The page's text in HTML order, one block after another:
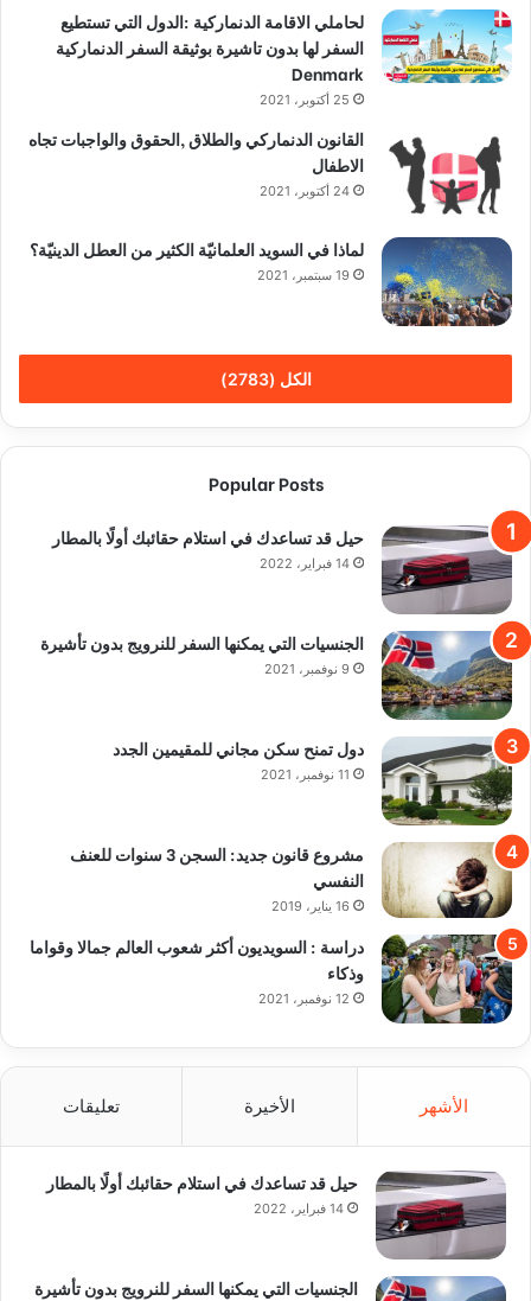
لحاملي الاقامة الدنماركية :الدول التي تستطيع
السفر لها بدون تاشيرة بوثيقة السفر الدنماركية
Denmark
25 أكتوبر، 2021
القانون الدنماركي والطلاق ,الحقوق والواجبات تجاه
الاطفال
24 أكتوبر، 2021
لماذا في السويد العلمانيّة الكثير من العطل الدينيّة؟
19 سبتمبر، 2021
الكل (2783)
Popular Posts
حيل قد تساعدك في استلام حقائبك أولًا بالمطار
14 فبراير، 2022
الجنسيات التي يمكنها السفر للنرويج بدون تأشيرة
9 نوفمبر، 2021
دول تمنح سكن مجاني للمقيمين الجدد
11 نوفمبر، 2021
مشروع قانون جديد: السجن 3 سنوات للعنف
النفسي
16 يناير، 2019
دراسة : السويديون أكثر شعوب العالم جمالا وقواما
وذكاء
12 نوفمبر، 2021
الأشهر الأخيرة تعليقات
حيل قد تساعدك في استلام حقائبك أولًا بالمطار
14 فبراير، 2022
الجنسيات التي يمكنها السفر للنرويج بدون تأشيرة